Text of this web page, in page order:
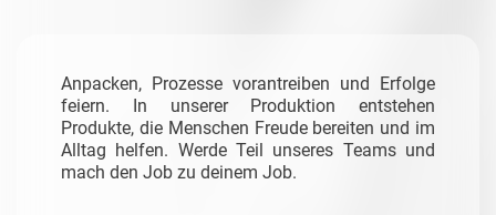
Anpacken, Prozesse vorantreiben und Erfolge
feiern. In unserer Produktion entstehen
Produkte, die Menschen Freude bereiten und im
Alltag helfen. Werde Teil unseres Teams und
mach den Job zu deinem Job.